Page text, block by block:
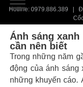
Hotline: 0979.886.389 |
Ánh sáng
cần nên biết
Trong những năm
động của ánh sáng
những khuyến cáo.